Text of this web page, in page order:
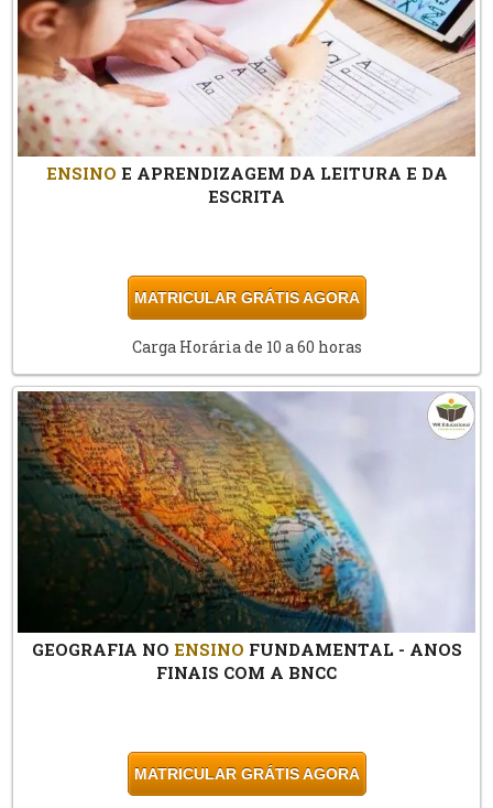
ENSINO E APRENDIZAGEM DA LEITURA E DA
ESCRITA
MATRICULAR GRÁTIS AGORA
Carga Horária de 10 a 60 horas
GEOGRAFIA NO ENSINO FUNDAMENTAL - ANOS
FINAIS COM A BNCC
MATRICULAR GRÁTIS AGORA